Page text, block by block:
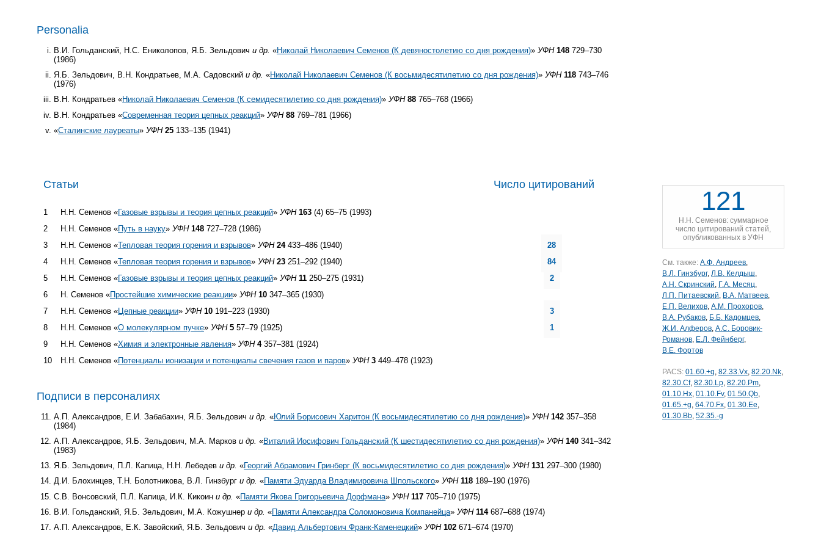
Personalia
В.И. Гольданский, Н.С. Ениколопов, Я.Б. Зельдовичи др. «Николай Николаевич Семенов (К девяностолетию со дня рождения)»УФН 148 729–730
(1986)
Я.Б. Зельдович, В.Н. Кондратьев, М.А. Садовскийи др. «Николай Николаевич Семенов (К восьмидесятилетию со дня рождения)»УФН 118 743–746
(1976)
В.Н. Кондратьев «Николай Николаевич Семенов (К семидесятилетию со дня рождения)»УФН 88 765–768 (1966)
В.Н. Кондратьев «Современная теория цепных реакций»УФН 88 769–781 (1966)
«Сталинские лауреаты»УФН 25 133–135 (1941)
Статьи Число цитирований
1 Н.Н. Семенов «Газовые взрывы и теория цепных реакций» УФН 163 (4) 65–75 (1993)
2
Н.Н. Семенов «Путь в науку» УФН 148 727–728 (1986)
3
Н.Н. Семенов «Тепловая теория горения и взрывов» УФН 24433–486 (1940)
28
4
Н.Н. Семенов «Тепловая теория горения и взрывов» УФН 23 251–292 (1940)
84
5
Н.Н. Семенов «Газовые взрывы и теория цепных реакций» УФН 11 250–275 (1931)
2
6
Н. Семенов «Простейшие химические реакции» УФН 10 347–365 (1930)
7
Н.Н. Семенов «Цепные реакции» УФН 10 191–223 (1930)
3
8
Н.Н. Семенов «О молекулярном пучке» УФН 5 57–79 (1925)
1
9
Н.Н. Семенов «Химия и электронные явления» УФН 4357–381 (1924)
10
Н.Н. Семенов «Потенциалы ионизации и потенциалы свечения газов и паров» УФН 3 449–478 (1923)
Подписи в персоналиях
А.П. Александров, Е.И. Забабахин, Я.Б. Зельдовичи др. «Юлий Борисович Харитон (К восьмидесятилетию со дня рождения)»УФН 142 357–358
(1984)
А.П. Александров, Я.Б. Зельдович, М.А. Маркови др. «Виталий Иосифович Гольданский (К шестидесятилетию со дня рождения)»УФН 140 341–342
(1983)
Я.Б. Зельдович, П.Л. Капица, Н.Н. Лебедеви др. «Георгий Абрамович Гринберг (К восьмидесятилетию со дня рождения)»УФН 131 297–300 (1980)
Д.И. Блохинцев, Т.Н. Болотникова, В.Л. Гинзбурги др. «Памяти Эдуарда Владимировича Шпольского»УФН 118 189–190 (1976)
С.В. Вонсовский, П.Л. Капица, И.К. Кикоини др. «Памяти Якова Григорьевича Дорфмана»УФН 117 705–710 (1975)
В.И. Гольданский, Я.Б. Зельдович, М.А. Кожушнери др. «Памяти Александра Соломоновича Компанейца»УФН 114687–688 (1974)
А.П. Александров, Е.К. Завойский, Я.Б. Зельдовичи др. «Давид Альбертович Франк-Каменецкий»УФН 102 671–674 (1970)
121
Н.Н. Семенов: суммарное
число цитирований статей,
опубликованных в УФН
См. также: А.Ф. Андреев,
В.Л. Гинзбург, Л.В. Келдыш,
А.Н. Скринский, Г.А. Месяц,
Л.П. Питаевский, В.А. Матвеев,
Е.П. Велихов, А.М. Прохоров,
В.А. Рубаков, Б.Б. Кадомцев,
Ж.И. Алферов, А.С. Боровик-
Романов, Е.Л. Фейнберг,
В.Е. Фортов
PACS: 01.60.+q, 82.33.Vx, 82.20.Nk,
82.30.Cf, 82.30.Lp, 82.20.Pm,
01.10.Hx, 01.10.Fv, 01.50.Qb,
01.65.+g, 64.70.Fx, 01.30.Ee,
01.30.Bb, 52.35.-g